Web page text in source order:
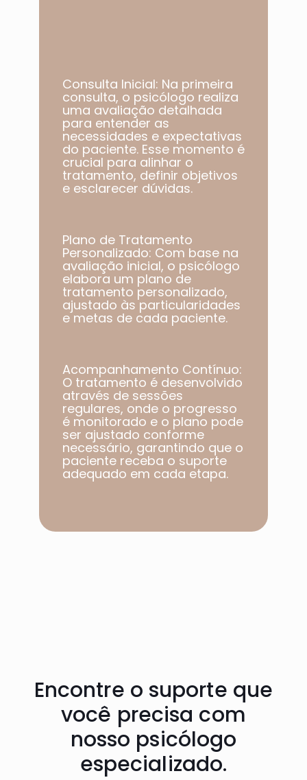
Consulta Inicial: Na primeira
consulta, o psicólogo realiza
uma avaliação detalhada
para entender as
necessidades e expectativas
do paciente. Esse momento é
crucial para alinhar o
tratamento, definir objetivos
e esclarecer dúvidas.
Plano de Tratamento
Personalizado: Com base na
avaliação inicial, o psicólogo
elabora um plano de
tratamento personalizado,
ajustado às particularidades
e metas de cada paciente.​
Acompanhamento Contínuo:
O tratamento é desenvolvido
através de sessões
regulares, onde o progresso
é monitorado e o plano pode
ser ajustado conforme
necessário, garantindo que o
paciente receba o suporte
adequado em cada etapa.​
Encontre o suporte que
você precisa com
nosso psicólogo
especializado.